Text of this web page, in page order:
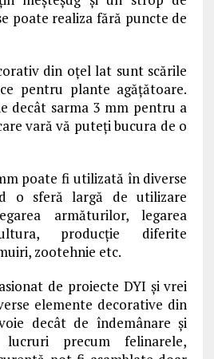
poate realiza fără puncte de
din oțel lat sunt scările
pentru plante agățătoare.
decât sarma 3 mm pentru a
vară vă puteți bucura de o
poate fi utilizată în diverse
o sferă largă de utilizare
armăturilor, legarea
producție diferite
zootehnie etc.
de proiecte DYI și vrei
elemente decorative din
decât de îndemânare și
lucruri precum felinarele,